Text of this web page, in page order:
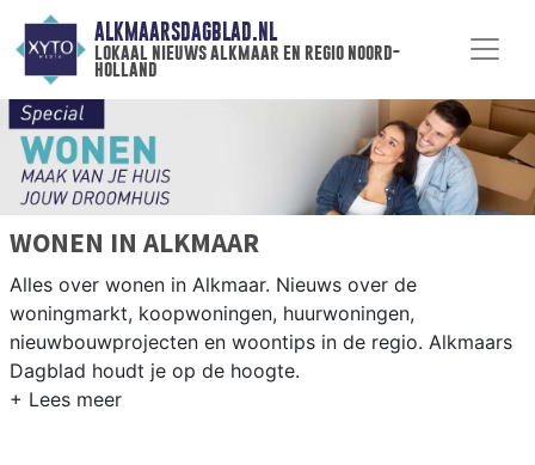
ALKMAARSDAGBLAD.NL
lokaal nieuws alkmaar en regio noord-
holland
WONEN IN ALKMAAR
Alles over wonen in Alkmaar. Nieuws over de
woningmarkt, koopwoningen, huurwoningen,
nieuwbouwprojecten en woontips in de regio. Alkmaars
Dagblad houdt je op de hoogte.